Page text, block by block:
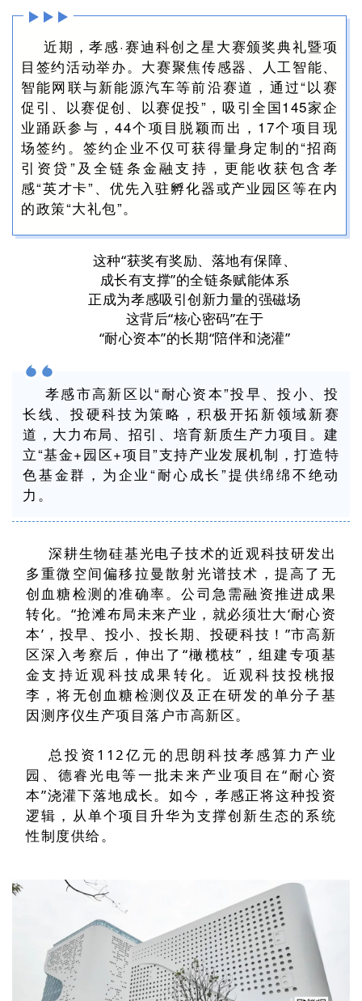
近期，孝感·赛迪科创之星大赛颁奖典礼暨项
目签约活动举办。大赛聚焦传感器、人工智能、
智能网联与新能源汽车等前沿赛道，通过“以赛
促引、以赛促创、以赛促投”，吸引全国145家企
业踊跃参与，44个项目脱颖而出，17个项目现
场签约。签约企业不仅可获得量身定制的“招商
引资贷”及全链条金融支持，更能收获包含孝
感“英才卡”、优先入驻孵化器或产业园区等在内
的政策“大礼包”。
这种“获奖有奖励、落地有保障、
成长有支撑”的全链条赋能体系
正成为孝感吸引创新力量的强磁场
这背后“核心密码”在于
“耐心资本”的长期“陪伴和浇灌”
孝感市高新区以“耐心资本”投早、投小、投
长线、投硬科技为策略，积极开拓新领域新赛
道，大力布局、招引、培育新质生产力项目。建
立“基金+园区+项目”支持产业发展机制，打造特
色基金群，为企业“耐心成长”提供绵绵不绝动
力。
深耕生物硅基光电子技术的近观科技研发出
多重微空间偏移拉曼散射光谱技术，提高了无
创血糖检测的准确率。公司急需融资推进成果
转化。“抢滩布局未来产业，就必须壮大‘耐心资
本’，投早、投小、投长期、投硬科技！”市高新
区深入考察后，伸出了“橄榄枝”，组建专项基
金支持近观科技成果转化。近观科技投桃报
李，将无创血糖检测仪及正在研发的单分子基
因测序仪生产项目落户市高新区。
总投资112亿元的思朗科技孝感算力产业
园、德睿光电等一批未来产业项目在“耐心资
本”浇灌下落地成长。如今，孝感正将这种投资
逻辑，从单个项目升华为支撑创新生态的系统
性制度供给。